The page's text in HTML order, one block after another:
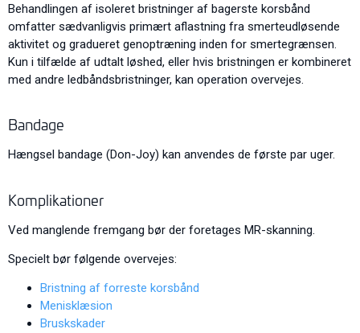
Behandlingen af isoleret bristninger af bagerste korsbånd
omfatter sædvanligvis primært aflastning fra smerteudløsende
aktivitet og gradueret genoptræning inden for smertegrænsen.
Kun i tilfælde af udtalt løshed, eller hvis bristningen er kombineret
med andre ledbåndsbristninger, kan operation overvejes.
Bandage
Hængsel bandage (Don-Joy) kan anvendes de første par uger.
Komplikationer
Ved manglende fremgang bør der foretages MR-skanning.
Specielt bør følgende overvejes:
Bristning af forreste korsbånd
Menisklæsion
Bruskskader